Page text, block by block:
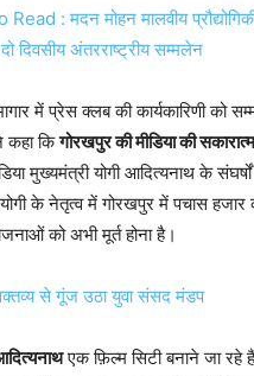
Read : मदन मोहन मालवीय
दो दिवसीय अंतरराष्ट्रीय सम्मलेन
में प्रेस क्लब की कार्यकारिणी को
कहा किगोरखपुर की मीडिया की
मुख्यमंत्री योगी आदित्यनाथ के संघर्षों
के नेतृत्व में गोरखपुर में पचास हजार
को अभी मूर्त होना है।
से गूंज उठा युवा संसद मंडप
एक फ़िल्म सिटी बनाने जा रहे